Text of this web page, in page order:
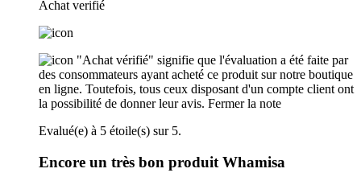
Achat verifié
"Achat vérifié" signifie que l'évaluation a été faite par
des consommateurs ayant acheté ce produit sur notre boutique
en ligne. Toutefois, tous ceux disposant d'un compte client ont
la possibilité de donner leur avis. Fermer la note
Evalué(e) à 5 étoile(s) sur 5.
Encore un très bon produit Whamisa